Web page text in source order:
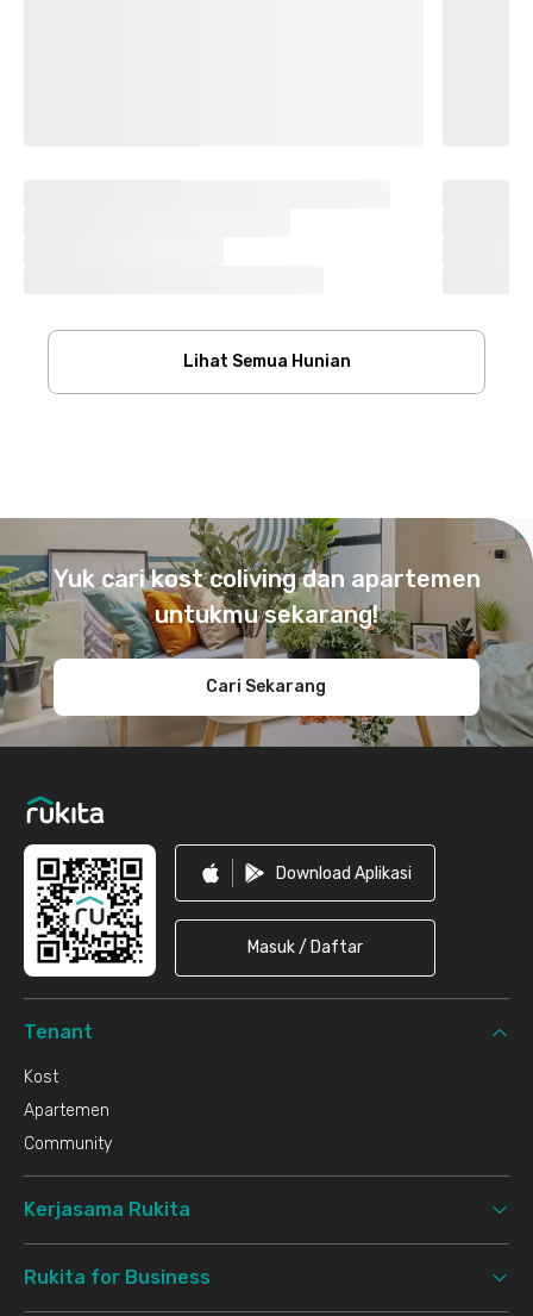
Lihat Semua Hunian
Yuk cari kost coliving dan apartemen
untukmu sekarang!
Cari Sekarang
Download Aplikasi
Masuk / Daftar
Tenant
Kost
Apartemen
Community
Kerjasama Rukita
Rukita for Business